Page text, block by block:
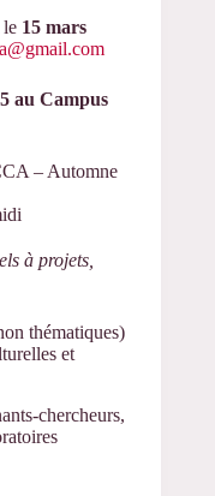
le 15 mars
au Campus
– Automne
à projets,
thématiques)
et
chercheurs,